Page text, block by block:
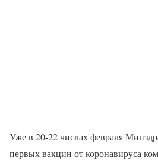
Уже в 20-22 числах февраля
первых вакцин от коронавируса